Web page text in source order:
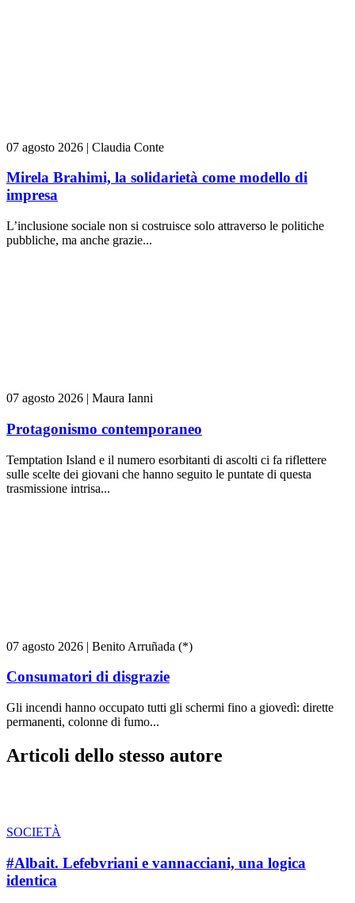
07 agosto 2026 | Claudia Conte
Mirela Brahimi, la solidarietà come modello di
impresa
L’inclusione sociale non si costruisce solo attraverso le politiche
pubbliche, ma anche grazie...
07 agosto 2026 | Maura Ianni
Protagonismo contemporaneo
Temptation Island e il numero esorbitanti di ascolti ci fa riflettere
sulle scelte dei giovani che hanno seguito le puntate di questa
trasmissione intrisa...
07 agosto 2026 | Benito Arruñada (*)
Consumatori di disgrazie
Gli incendi hanno occupato tutti gli schermi fino a giovedì: dirette
permanenti, colonne di fumo...
Articoli dello stesso autore
SOCIETÀ
#Albait. Lefebvriani e vannacciani, una logica
identica